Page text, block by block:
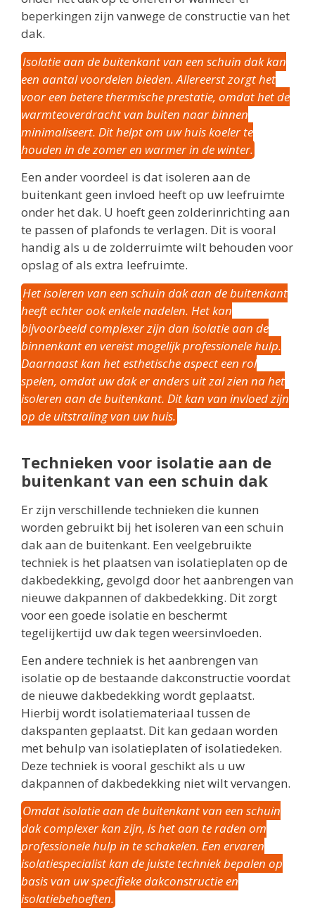
beperkingen zijn vanwege de constructie van het
dak.
Isolatie aan de buitenkant van een schuin dak kan
een aantal voordelen bieden. Allereerst zorgt het
voor een betere thermische prestatie, omdat het de
warmteoverdracht van buiten naar binnen
minimaliseert. Dit helpt om uw huis koeler te
houden in de zomer en warmer in de winter.
Een ander voordeel is dat isoleren aan de
buitenkant geen invloed heeft op uw leefruimte
onder het dak. U hoeft geen zolderinrichting aan
te passen of plafonds te verlagen. Dit is vooral
handig als u de zolderruimte wilt behouden voor
opslag of als extra leefruimte.
Het isoleren van een schuin dak aan de buitenkant
heeft echter ook enkele nadelen. Het kan
bijvoorbeeld complexer zijn dan isolatie aan de
binnenkant en vereist mogelijk professionele hulp.
Daarnaast kan het esthetische aspect een rol
spelen, omdat uw dak er anders uit zal zien na het
isoleren aan de buitenkant. Dit kan van invloed zijn
op de uitstraling van uw huis.
Technieken voor isolatie aan de
buitenkant van een schuin dak
Er zijn verschillende technieken die kunnen
worden gebruikt bij het isoleren van een schuin
dak aan de buitenkant. Een veelgebruikte
techniek is het plaatsen van isolatieplaten op de
dakbedekking, gevolgd door het aanbrengen van
nieuwe dakpannen of dakbedekking. Dit zorgt
voor een goede isolatie en beschermt
tegelijkertijd uw dak tegen weersinvloeden.
Een andere techniek is het aanbrengen van
isolatie op de bestaande dakconstructie voordat
de nieuwe dakbedekking wordt geplaatst.
Hierbij wordt isolatiemateriaal tussen de
dakspanten geplaatst. Dit kan gedaan worden
met behulp van isolatieplaten of isolatiedeken.
Deze techniek is vooral geschikt als u uw
dakpannen of dakbedekking niet wilt vervangen.
Omdat isolatie aan de buitenkant van een schuin
dak complexer kan zijn, is het aan te raden om
professionele hulp in te schakelen. Een ervaren
isolatiespecialist kan de juiste techniek bepalen op
basis van uw specifieke dakconstructie en
isolatiebehoeften.